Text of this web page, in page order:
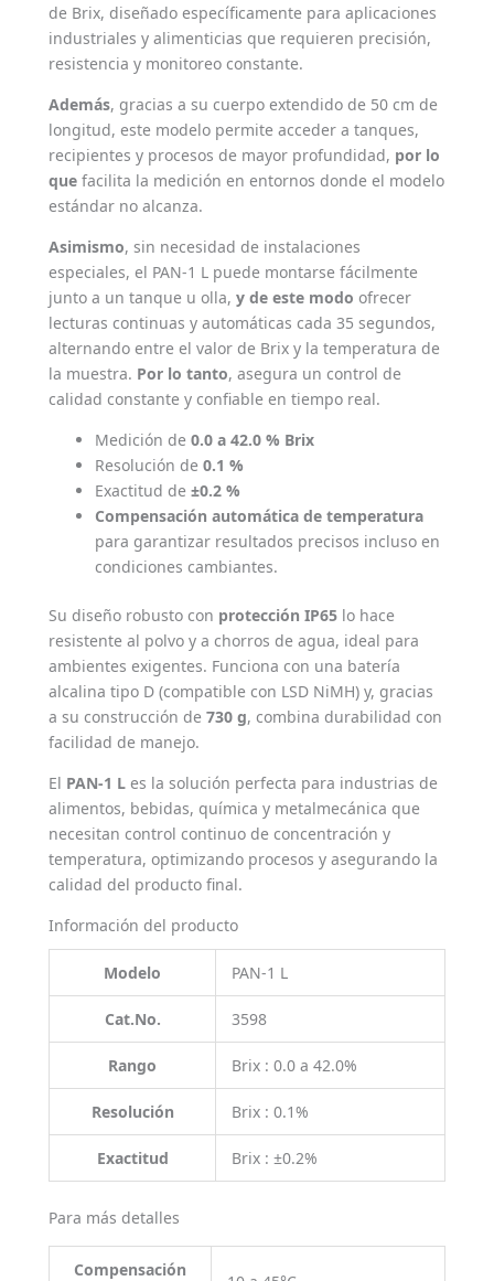
de Brix, diseñado específicamente para aplicaciones
industriales y alimenticias que requieren precisión,
resistencia y monitoreo constante.
Además, gracias a su cuerpo extendido de 50 cm de
longitud, este modelo permite acceder a tanques,
recipientes y procesos de mayor profundidad, por lo
que facilita la medición en entornos donde el modelo
estándar no alcanza.
Asimismo, sin necesidad de instalaciones
especiales, el PAN-1 L puede montarse fácilmente
junto a un tanque u olla, y de este modo ofrecer
lecturas continuas y automáticas cada 35 segundos,
alternando entre el valor de Brix y la temperatura de
la muestra. Por lo tanto, asegura un control de
calidad constante y confiable en tiempo real.
Medición de 0.0 a 42.0 % Brix
Resolución de 0.1 %
Exactitud de ±0.2 %
Compensación automática de temperatura
para garantizar resultados precisos incluso en
condiciones cambiantes.
Su diseño robusto con protección IP65 lo hace
resistente al polvo y a chorros de agua, ideal para
ambientes exigentes. Funciona con una batería
alcalina tipo D (compatible con LSD NiMH) y, gracias
a su construcción de 730 g, combina durabilidad con
facilidad de manejo.
El PAN-1 L es la solución perfecta para industrias de
alimentos, bebidas, química y metalmecánica que
necesitan control continuo de concentración y
temperatura, optimizando procesos y asegurando la
calidad del producto final.
Información del producto
Modelo PAN-1 L
Cat.No. 3598
Rango Brix : 0.0 a 42.0%
Resolución Brix : 0.1%
Exactitud Brix : ±0.2%
Para más detalles
Compensación